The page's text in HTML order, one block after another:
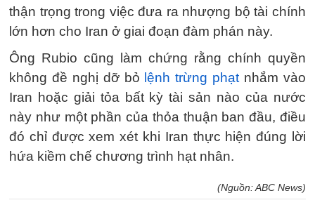
thận trọng trong việc đưa ra nhượng bộ tài chính
lớn hơn cho Iran ở giai đoạn đàm phán này.
Ông Rubio cũng làm chứng rằng chính quyền
không đề nghị dỡ bỏ lệnh trừng phạt nhắm vào
Iran hoặc giải tỏa bất kỳ tài sản nào của nước
này như một phần của thỏa thuận ban đầu, điều
đó chỉ được xem xét khi Iran thực hiện đúng lời
hứa kiềm chế chương trình hạt nhân.
(Nguồn: ABC News)